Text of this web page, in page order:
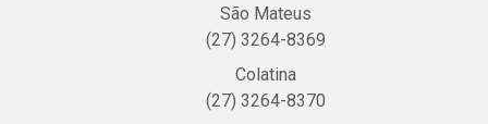
São Mateus
(27) 3264-8369
Colatina
(27) 3264-8370